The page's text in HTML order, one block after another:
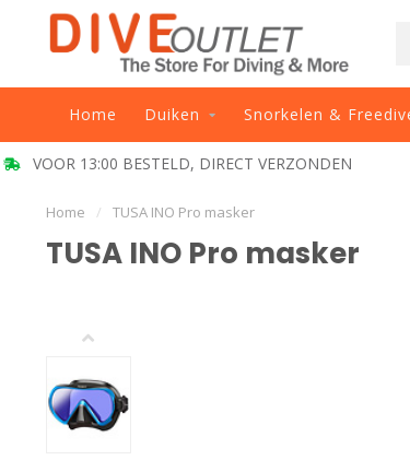
Home Duiken Snorkelen &
DIRECT VERZONDEN KLANT
Home / TUSA INO Pro masker
TUSA INO Pro masker